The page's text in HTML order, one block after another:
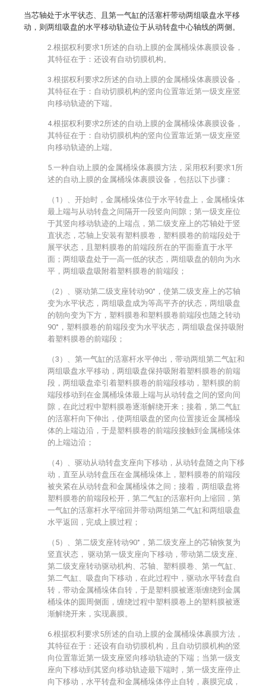
当芯轴处于水平状态、且第一气缸的活塞杆带动两组吸盘水平移
动，则两组吸盘的水平移动轨迹位于从动转盘中心轴线的两侧。
2.根据权利要求1所述的自动上膜的金属桶垛体裹膜设备，
其特征在于：还设有自动切膜机构。
3.根据权利要求2所述的自动上膜的金属桶垛体裹膜设备，
其特征在于：自动切膜机构的竖向位置靠近第一级支座竖
向移动轨迹的下端。
4.根据权利要求2所述的自动上膜的金属桶垛体裹膜设备，
其特征在于：自动切膜机构的竖向位置靠近第一级支座竖
向移动轨迹的上端。
5.一种自动上膜的金属桶垛体裹膜方法，采用权利要求1所
述的自动上膜的金属桶垛体裹膜设备，包括以下步骤：
（1）、开始时，金属桶垛体位于水平转盘上，金属桶垛体
最上端与从动转盘之间隔开一段竖向间隙；第一级支座位
于其竖向移动轨迹的上端点，第二级支座上的芯轴处于竖
直状态，芯轴上安装有塑料膜卷，塑料膜卷的前端段处于
展平状态，且塑料膜卷的前端段所在的平面垂直于水平
面；两组吸盘处于一高一低的状态，两组吸盘的朝向为水
平，两组吸盘吸附着塑料膜卷的前端段；
（2）、驱动第二级支座转动90°，使第二级支座上的芯轴
变为水平状态，两组吸盘成为等高平齐的状态，两组吸盘
的朝向变为下方，塑料膜卷和塑料膜卷前端段也随之转动
90°，塑料膜卷的前端段变为水平状态，两组吸盘保持吸附
着塑料膜卷的前端段；
（3）、第一气缸的活塞杆水平伸出，带动两组第二气缸和
两组吸盘水平移动，两组吸盘保持吸附着塑料膜卷的前端
段，两组吸盘牵引着塑料膜卷的前端段移动，塑料膜的前
端段移动到在金属桶垛体最上端与从动转盘之间的竖向间
隙，在此过程中塑料膜卷逐渐解绕开来；接着，第二气缸
的活塞杆向下伸出，使两组吸盘的竖向位置接近金属桶垛
体的上端边沿，于是塑料膜卷的前端段接触到金属桶垛体
的上端边沿；
（4）、驱动从动转盘支座向下移动，从动转盘随之向下移
动，直至从动转盘压在金属桶垛体上，塑料膜卷的前端段
被夹紧在从动转盘和金属桶垛体之间；接着，两组吸盘将
塑料膜卷的前端段松开，第二气缸的活塞杆向上缩回，第
一气缸的活塞杆水平缩回并带动两组第二气缸和两组吸盘
水平返回，完成上膜过程；
（5）、第二级支座转动90°，第二级支座上的芯轴恢复为
竖直状态， 驱动第一级支座向下移动，带动第二级支座、
第二级支座转动驱动机构、芯轴、塑料膜卷、第一气缸、
第二气缸、吸盘向下移动，在此过程中，驱动水平转盘自
转，带动金属桶垛体自转，于是塑料膜被逐渐缠绕到金属
桶垛体的圆周侧面，缠绕过程中塑料膜卷上的塑料膜被逐
渐解绕开来，实现裹膜。
6.根据权利要求5所述的自动上膜的金属桶垛体裹膜方法，
其特征在于：还设有自动切膜机构，且自动切膜机构的竖
向位置靠近第一级支座竖向移动轨迹的下端；当第一级支
座向下移动到其竖向移动轨迹最下端时，第一级支座停止
向下移动，水平转盘和金属桶垛体停止自转，裹膜完成，